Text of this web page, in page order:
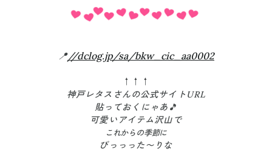
📍//dclog.jp/sa/bkw_cic_aa0002
↑↑↑
神戸レタスさんの公式サイトURL
貼っておくにゃあ🎵
可愛いアイテム沢山で
これからの季節に
ぴっっった〜りな